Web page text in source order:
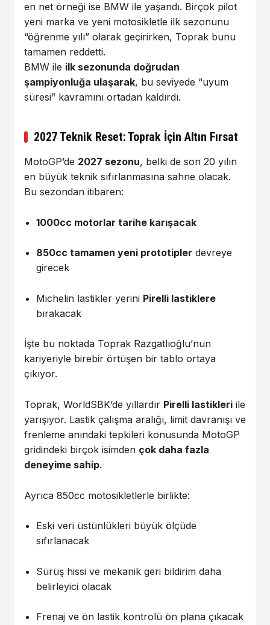
en net örneği ise BMW ile yaşandı. Birçok pilot
yeni marka ve yeni motosikletle ilk sezonunu
“öğrenme yılı” olarak geçirirken, Toprak bunu
tamamen reddetti.
BMW ile ilk sezonunda doğrudan
şampiyonluğa ulaşarak, bu seviyede “uyum
süresi” kavramını ortadan kaldırdı.
2027 Teknik Reset: Toprak İçin Altın Fırsat
MotoGP’de 2027 sezonu, belki de son 20 yılın
en büyük teknik sıfırlanmasına sahne olacak.
Bu sezondan itibaren:
1000cc motorlar tarihe karışacak
850cc tamamen yeni prototipler devreye
girecek
Michelin lastikler yerini Pirelli lastiklere
bırakacak
İşte bu noktada Toprak Razgatlıoğlu’nun
kariyeriyle birebir örtüşen bir tablo ortaya
çıkıyor.
Toprak, WorldSBK’de yıllardır Pirelli lastikleri ile
yarışıyor. Lastik çalışma aralığı, limit davranışı ve
frenleme anındaki tepkileri konusunda MotoGP
gridindeki birçok isimden çok daha fazla
deneyime sahip.
Ayrıca 850cc motosikletlerle birlikte:
Eski veri üstünlükleri büyük ölçüde
sıfırlanacak
Sürüş hissi ve mekanik geri bildirim daha
belirleyici olacak
Frenaj ve ön lastik kontrolü ön plana çıkacak